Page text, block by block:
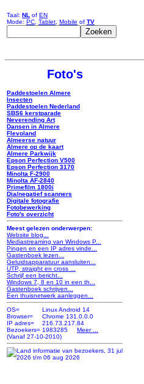
Taal: NL of EN
Mode: PC Tablet Mobile of TV
Foto's
Paddestoelen Almere
Insecten
Paddestoelen Nederland
SBS6 kerstparade
Neverending Art
Dansen in Almere
Flevoland
Almeerse natuur
Almere op de kaart
Almere Parkwijk
Epson Perfection V500
Epson Perfection 3170
Minolta F-2900
Minolta AF-2840
Primefilm 1800i
Dia/negatief scanners
Digitale fotografie
Fotobewerking
Foto's overzicht
Meest gelezen onderwerpen:
Website blog...
Mediastreaming van Windows P...
Pingen en een IP adres vinde...
Gastenboek lezen...
Geluidsapparatuur aansluiten...
UTP, straight en cross ...
Schrijf een bericht...
Windows 7, 8 en 10 in een th...
Gastenboek schrijven...
Een thuisnetwerk aanleggen...
OS=
Linux Android 14
Browser=
Chrome 131.0.0.0
IP adres=
216.73.217.84
Bezoekers= 1983285 Meer ...
(Vanaf 27-10-2010)